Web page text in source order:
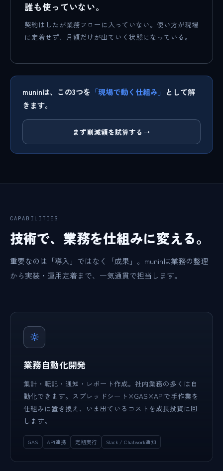
誰も使っていない。
契約はしたが業務フローに入っていない。使い方が現場
に定着せず、月額だけが出ていく状態になっている。
muninは、この3つを 「現場で動く仕組み」
として解
きます。
まず削減額を試算する →
CAPABILITIES
技術で、業務を仕組みに変える。
重要なのは「導入」ではなく「成果」。muninは業務の整理
から実装・運用定着まで、一気通貫で担当します。
業務自動化開発
集計・転記・通知・レポート作成。社内業務の多くは自
動化できます。スプレッドシート×GAS×APIで手作業を
仕組みに置き換え、いま出ているコストを成長投資に回
します。
GAS API連携 定期実行 Slack / Chatwork通知